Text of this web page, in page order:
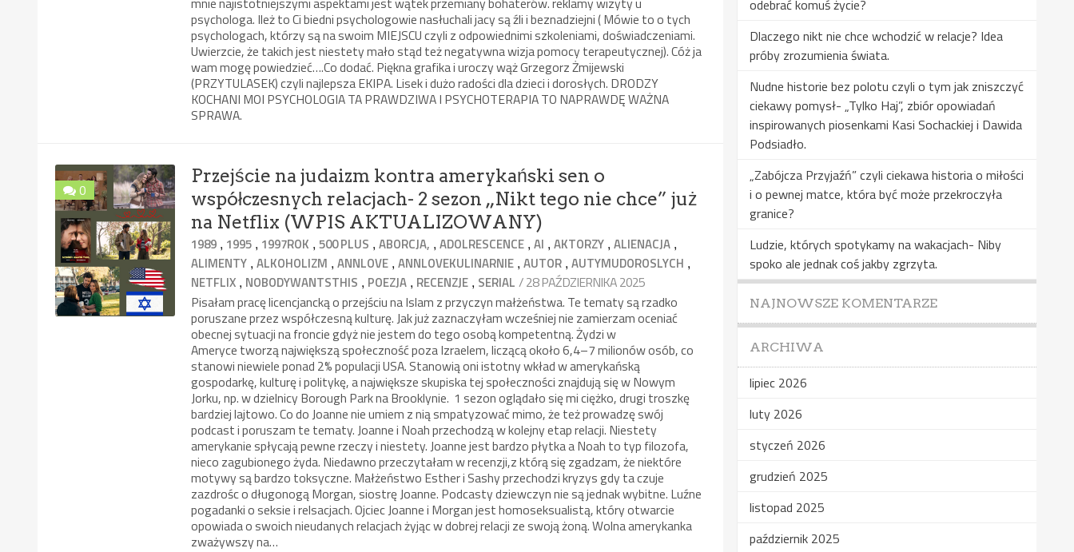
psychologa. Ileż to Ci biedni psychologowie nasłuchali jacy są źli i beznadziejni ( Mówie to o tych
psychologach, którzy są na swoim MIEJSCU czyli z odpowiednimi szkoleniami, doświadczeniami.
Uwierzcie, że takich jest niestety mało stąd też negatywna wizja pomocy terapeutycznej). Cóż ja
wam mogę powiedzieć….Co dodać. Piękna grafika i uroczy wąż Grzegorz Żmijewski
(PRZYTULASEK) czyli najlepsza EKIPA. Lisek i dużo radości dla dzieci i dorosłych. DRODZY
KOCHANI MOI PSYCHOLOGIA TA PRAWDZIWA I PSYCHOTERAPIA TO NAPRAWDĘ WAŻNA
SPRAWA.
0
Przejście na judaizm kontra amerykański sen o
współczesnych relacjach- 2 sezon „Nikt tego nie chce” już
na Netflix (WPIS AKTUALIZOWANY)
1989 , 1995 , 1997ROK ,500 PLUS ,ABORCJA, ,ADOLRESCENCE ,AI ,AKTORZY ,ALIENACJA ,
ALIMENTY ,ALKOHOLIZM ,ANNLOVE ,ANNLOVEKULINARNIE ,AUTOR ,AUTYMUDOROSLYCH ,
NETFLIX , NOBODYWANTSTHIS , POEZJA , RECENZJE , SERIAL / 28 PAŹDZIERNIKA 2025
Pisałam pracę licencjancką o przejściu na Islam z przyczyn małżeństwa. Te tematy są rzadko
poruszane przez współczesną kulturę. Jak już zaznaczyłam wcześniej nie zamierzam oceniać
obecnej sytuacji na froncie gdyż nie jestem do tego osobą kompetentną. Żydzi w
Ameryce tworzą największą społeczność poza Izraelem, liczącą około 6,4–7 milionów osób, co
stanowi niewiele ponad 2% populacji USA. Stanowią oni istotny wkład w amerykańską
gospodarkę, kulturę i politykę, a największe skupiska tej społeczności znajdują się w Nowym
Jorku, np. w dzielnicy Borough Park na Brooklynie. 1 sezon oglądało się mi ciężko, drugi troszkę
bardziej lajtowo. Co do Joanne nie umiem z nią smpatyzować mimo, że też prowadzę swój
podcast i poruszam te tematy. Joanne i Noah przechodzą w kolejny etap relacji. Niestety
amerykanie spłycają pewne rzeczy i niestety. Joanne jest bardzo płytka a Noah to typ filozofa,
nieco zagubionego żyda. Niedawno przeczytałam w recenzji,z którą się zgadzam, że niektóre
motywy są bardzo toksyczne. Małżeństwo Esther i Sashy przechodzi kryzys gdy ta czuje
zazdrośc o długonogą Morgan, siostrę Joanne. Podcasty dziewczyn nie są jednak wybitne. Luźne
pogadanki o seksie i relsacjach. Ojciec Joanne i Morgan jest homoseksualistą, który otwarcie
opowiada o swoich nieudanych relacjach żyjąc w dobrej relacji ze swoją żoną. Wolna amerykanka
zważywszy na…
odebrać komuś życie?
Dlaczego nikt nie chce wchodzić w relacje? Idea
próby zrozumienia świata.
Nudne historie bez polotu czyli o tym jak zniszczyć
ciekawy pomysł- „Tylko Haj”, zbiór opowiadań
inspirowanych piosenkami Kasi Sochackiej i Dawida
Podsiadło.
„Zabójcza Przyjaźń” czyli ciekawa historia o miłości
i o pewnej matce, która być może przekroczyła
granice?
Ludzie, których spotykamy na wakacjach- Niby
spoko ale jednak coś jakby zgrzyta.
NAJNOWSZE KOMENTARZE
ARCHIWA
lipiec 2026
luty 2026
styczeń 2026
grudzień 2025
listopad 2025
październik 2025